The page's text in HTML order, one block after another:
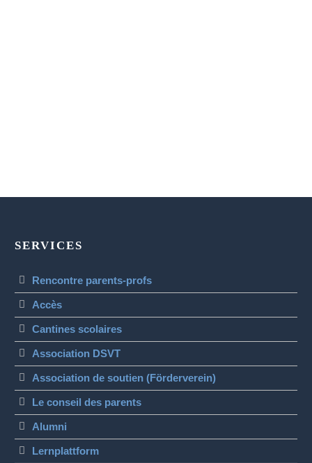
SERVICES
Rencontre parents-profs
Accès
Cantines scolaires
Association DSVT
Association de soutien (Förderverein)
Le conseil des parents
Alumni
Lernplattform